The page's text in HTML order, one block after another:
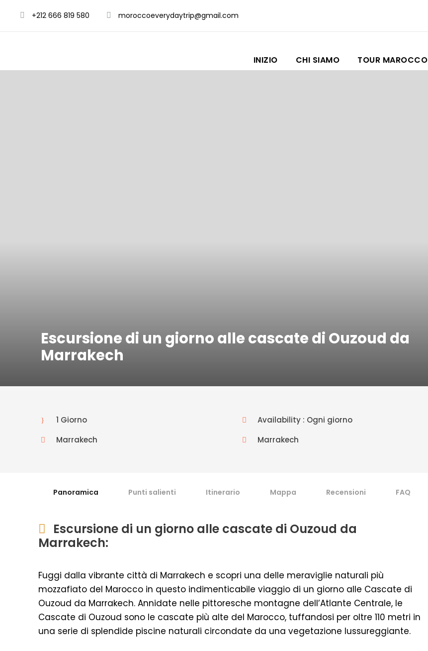
+212 666 819 580 moroccoeverydaytrip@gmail.com
INIZIO CHI SIAMO TOUR MAROCCO
Escursione di un giorno alle cascate di Ouzoud da
Marrakech
1 Giorno
Availability : Ogni giorno
Marrakech
Marrakech
Panoramica Punti salienti Itinerario Mappa Recensioni FAQ
Escursione di un giorno alle cascate di Ouzoud da
Marrakech:
Fuggi dalla vibrante città di Marrakech e scopri una delle meraviglie naturali più
mozzafiato del Marocco in questo indimenticabile viaggio di un giorno alle Cascate di
Ouzoud da Marrakech. Annidate nelle pittoresche montagne dell’Atlante Centrale, le
Cascate di Ouzoud sono le cascate più alte del Marocco, tuffandosi per oltre 110 metri in
una serie di splendide piscine naturali circondate da una vegetazione lussureggiante.